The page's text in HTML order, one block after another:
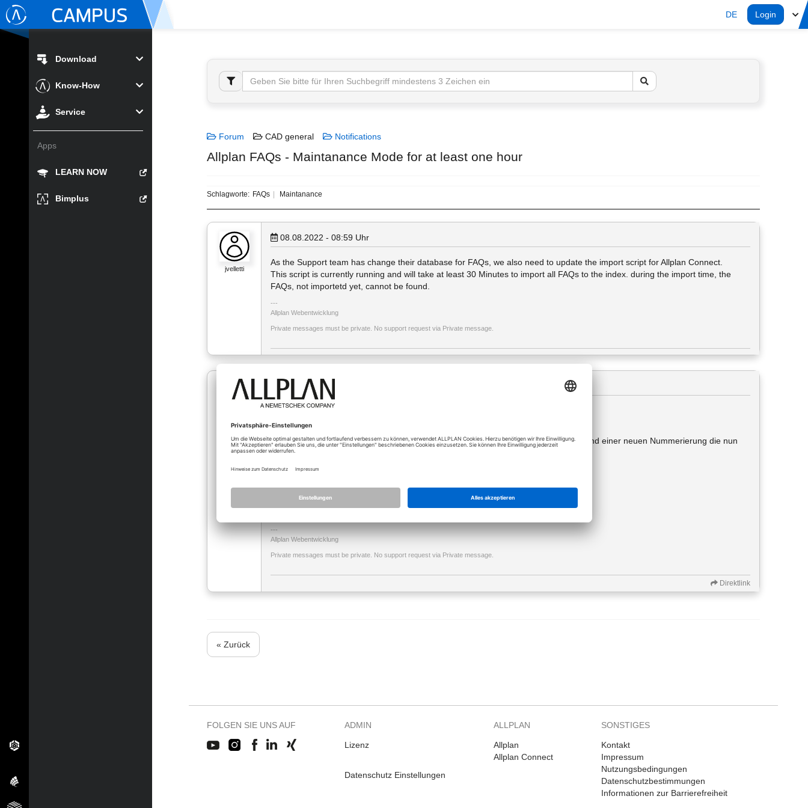
DE Login
Download
Know-How
Service
Apps
LEARN NOW
Bimplus
Forum CAD general Notifications
Allplan FAQs - Maintanance Mode for at least one hour
Schlagworte: FAQs Maintanance
jvelletti
08.08.2022 - 08:59 Uhr
As the Support team has change their database for FAQs, we also need to update the import script for Allplan Connect.
This script is currently running and will take at least 30 Minutes to import all FAQs to the index. during the import time, the
FAQs, not importetd yet, cannot be found.
Allplan Webentwicklung
Private messages must be private. No support request via Private message.
08.08.2022 - 13:23
Die Faq Suche ist inzwischen wider funktionsfähig.
Nur der direkt Link zu einem Einzelnen FAQ ist noch nicht fertig migriert.
Die Links haben sich übrigends geändert: Neue Links erkennt man and dem "/sc-" und einer neuen Nummerierung die nun
keinerlei Buchstaben merh enthält.
https://connect.allplan.com/de/faqid/sc-000007805.html
dass alte Links ohne "sc-" korrekt weitergeleitet werden arbeiten wir noch:
derzeit klappen aber schon die deutschen Links
Allplan Webentwicklung
Private messages must be private. No support request via Private message.
Direktlink
« Zurück
FOLGEN SIE UNS AUF ADMIN
Lizenz
Datenschutz Einstellungen
ALLPLAN
Allplan
Allplan Connect
SONSTIGES
Kontakt
Impressum
Nutzungsbedingungen
Datenschutzbestimmungen
Informationen zur Barrierefreiheit